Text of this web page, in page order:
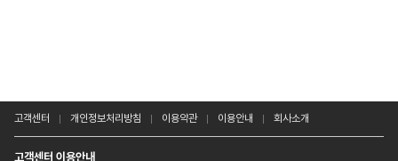
고객센터 개인정보처리방침 이용약관 이용안내 회사소개
고객센터 이용안내